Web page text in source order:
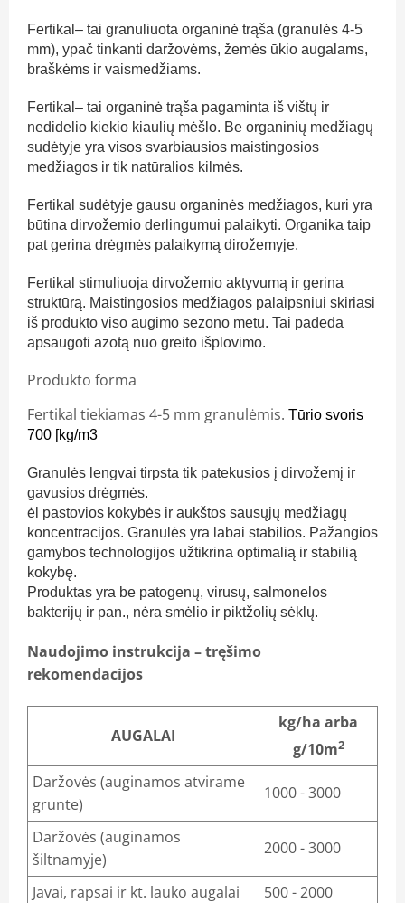
Fertikal– tai granuliuota organinė trąša (granulės 4-5
mm), ypač tinkanti daržovėms, žemės ūkio augalams,
braškėms ir vaismedžiams.
Fertikal– tai organinė trąša pagaminta iš vištų ir
nedidelio kiekio kiaulių mėšlo. Be organinių medžiagų
sudėtyje yra visos svarbiausios maistingosios
medžiagos ir tik natūralios kilmės.
Fertikal sudėtyje gausu organinės medžiagos, kuri yra
būtina dirvožemio derlingumui palaikyti. Organika taip
pat gerina drėgmės palaikymą dirožemyje.
Fertikal stimuliuoja dirvožemio aktyvumą ir gerina
struktūrą. Maistingosios medžiagos palaipsniui skiriasi
iš produkto viso augimo sezono metu. Tai padeda
apsaugoti azotą nuo greito išplovimo.
Produkto forma
Fertikal tiekiamas 4-5 mm granulėmis. Tūrio svoris
700 [kg/m3
Granulės lengvai tirpsta tik patekusios į dirvožemį ir
gavusios drėgmės.
ėl pastovios kokybės ir aukštos sausųjų medžiagų
koncentracijos. Granulės yra labai stabilios. Pažangios
gamybos technologijos užtikrina optimalią ir stabilią
kokybę.
Produktas yra be patogenų, virusų, salmonelos
bakterijų ir pan., nėra smėlio ir piktžolių sėklų.
Naudojimo instrukcija – tręšimo
rekomendacijos
AUGALAI
kg/ha arba
g/10m2
Daržovės (auginamos atvirame
grunte)
1000 - 3000
Daržovės (auginamos
šiltnamyje)
2000 - 3000
Javai, rapsai ir kt. lauko augalai
500 - 2000